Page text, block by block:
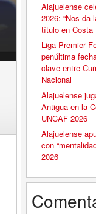
Alajuelense
2026: “Nos da
título en Costa
Liga Premier
penúltima
clave entre
Nacional
Alajuelense
Antigua en la
UNCAF 2026
Alajuelense
con
2026